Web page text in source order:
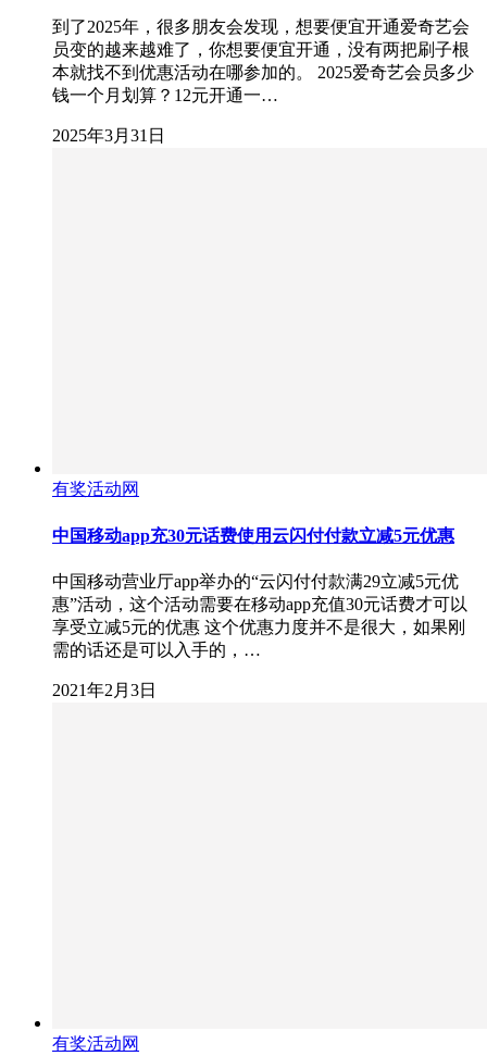
到了2025年，很多朋友会发现，想要便宜开通爱奇艺会
员变的越来越难了，你想要便宜开通，没有两把刷子根
本就找不到优惠活动在哪参加的。 2025爱奇艺会员多少
钱一个月划算？12元开通一…
2025年3月31日
有奖活动网
中国移动app充30元话费使用云闪付付款立减5元优惠
中国移动营业厅app举办的“云闪付付款满29立减5元优
惠”活动，这个活动需要在移动app充值30元话费才可以
享受立减5元的优惠 这个优惠力度并不是很大，如果刚
需的话还是可以入手的，…
2021年2月3日
有奖活动网